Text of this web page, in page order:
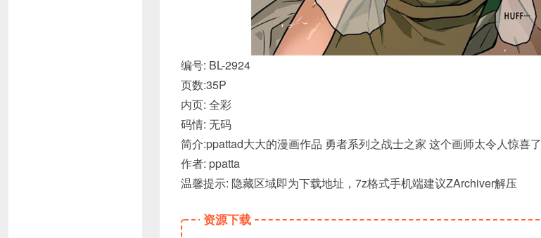
编号: BL-2924
页数:35P
内页: 全彩
码情: 无码
简介:ppattad大大的漫画作品 勇者系列之战士之家 这个画师太令人惊喜了
作者: ppatta
温馨提示: 隐藏区域即为下载地址，7z格式手机端建议ZArchiver解压
资源下载